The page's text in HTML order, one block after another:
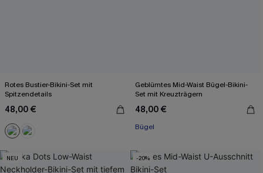
Rotes Bustier-Bikini-Set mit
Spitzendetails
48,00 €
Geblümtes Mid-Waist Bügel-Bikini-
Set mit Kreuzträgern
48,00 €
Bügel
NEU -20%